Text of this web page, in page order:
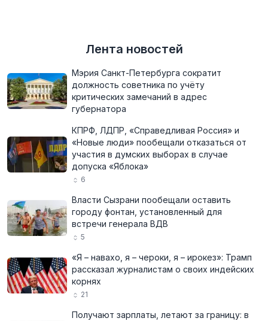
Лента новостей
Мэрия Санкт-Петербурга сократит
должность советника по учёту
критических замечаний в адрес
губернатора
КПРФ, ЛДПР, «Справедливая Россия» и
«Новые люди» пообещали отказаться от
участия в думских выборах в случае
допуска «Яблока»
6
Власти Сызрани пообещали оставить
городу фонтан, установленный для
встречи генерала ВДВ
5
«Я – навахо, я – чероки, я – ирокез»: Трамп
рассказал журналистам о своих индейских
корнях
21
Получают зарплаты, летают за границу: в